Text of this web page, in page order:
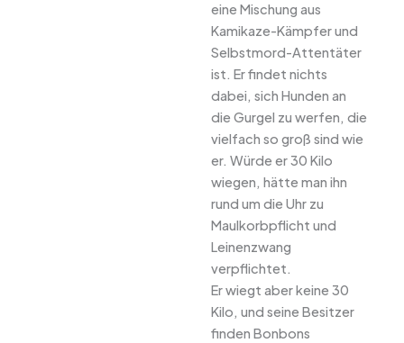
eine Mischung aus
Kamikaze-Kämpfer und
Selbstmord-Attentäter
ist. Er findet nichts
dabei, sich Hunden an
die Gurgel zu werfen, die
vielfach so groß sind wie
er. Würde er 30 Kilo
wiegen, hätte man ihn
rund um die Uhr zu
Maulkorbpflicht und
Leinenzwang
verpflichtet.
Er wiegt aber keine 30
Kilo, und seine Besitzer
finden Bonbons